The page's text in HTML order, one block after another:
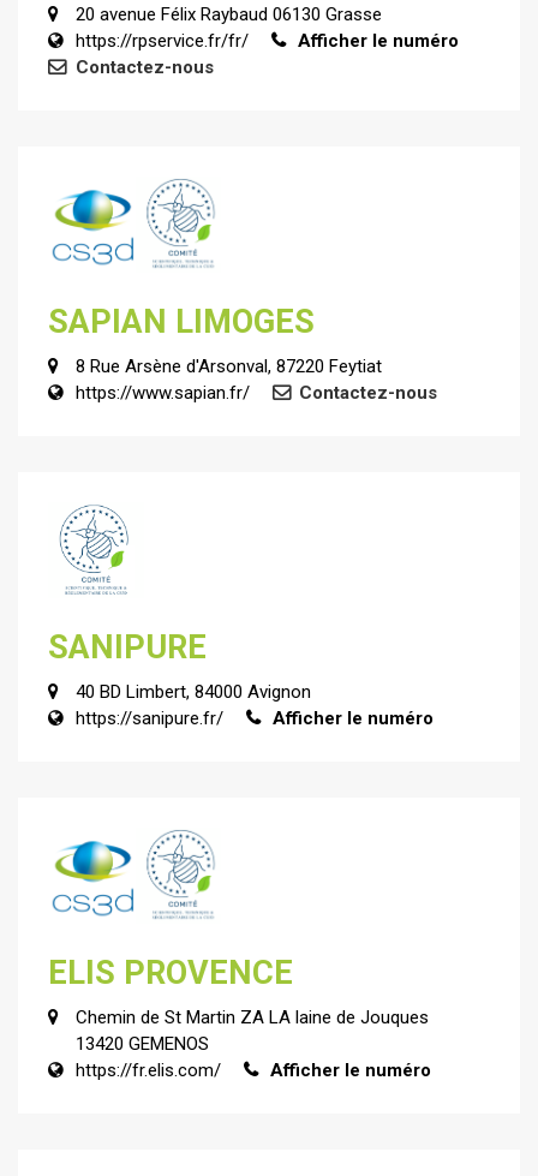
20 avenue Félix Raybaud 06130 Grasse
https://rpservice.fr/fr/
Afficher le numéro
Contactez-nous
SAPIAN LIMOGES
8 Rue Arsène d'Arsonval, 87220 Feytiat
https://www.sapian.fr/
Contactez-nous
SANIPURE
40 BD Limbert, 84000 Avignon
https://sanipure.fr/
Afficher le numéro
ELIS PROVENCE
Chemin de St Martin ZA LA laine de Jouques
13420 GEMENOS
https://fr.elis.com/
Afficher le numéro